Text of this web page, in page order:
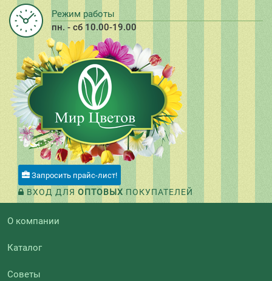
Режим работы
пн. - сб 10.00-19.00
Запросить прайс-лист!
ВХОД ДЛЯ ОПТОВЫХ ПОКУПАТЕЛЕЙ
О компании
Каталог
Советы